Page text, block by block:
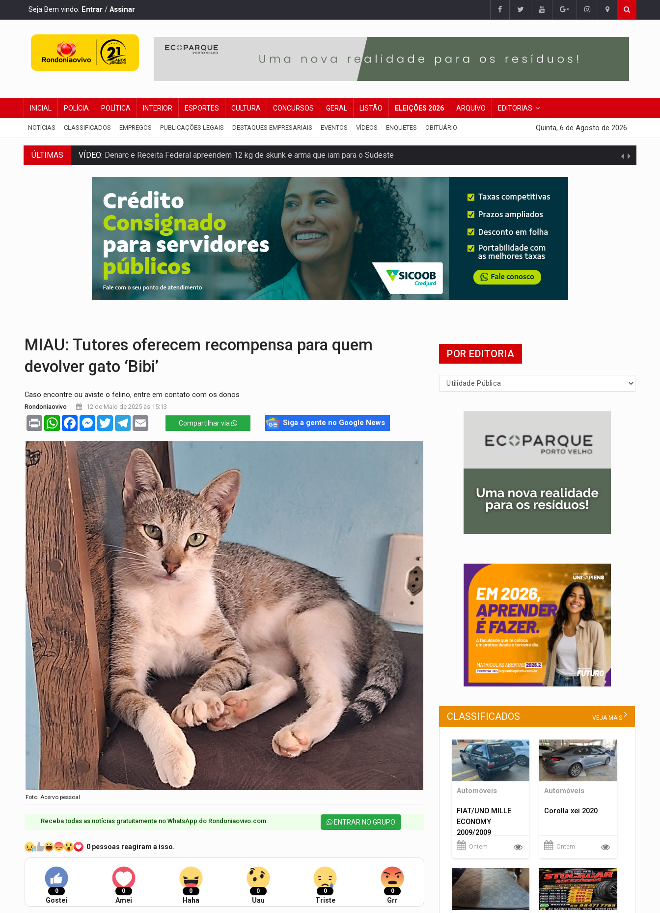
Seja Bem vindo. Entrar / Assinar
INICIAL POLÍCIA POLÍTICA INTERIOR ESPORTES CULTURA CONCURSOS GERAL LISTÃO ELEIÇÕES 2026 ARQUIVO EDITORIAS
NOTÍCIAS CLASSIFICADOS EMPREGOS PUBLICAÇÕES LEGAIS DESTAQUES EMPRESARIAIS EVENTOS VÍDEOS ENQUETES OBITUÁRIO Quinta, 6 de Agosto de 2026
ÚLTIMAS VÍDEO: Denarc e Receita Federal apreendem 12 kg de skunk e arma que iam para o Sudeste
ENTRADA GRATUITA:Espetáculo As Marias Somos Nós será apresentado na capital
Três são presos após furto de motocicleta em frente de academia
CELEBRAÇÃO: Cerejeiras completa 43 anos de emancipação com programação esportiva
Anvisa desmente boato sobre presença de plástico ou petróleo em ovos
Pitbulls fogem de residência e atacam casal de idosos na zona Leste
AÇÃO CONJUNTA: Forças policiais apreendem cerca de 1kg de ouro em Rondônia
MIAU: Tutores oferecem recompensa para quem
devolver gato ‘Bibi’
Caso encontre ou aviste o felino, entre em contato com os donos
Rondoniaovivo 12 de Maio de 2025 às 15:13
Print WhatsAppFacebookMessenger
TwitterTelegram Compartilhar via Siga a gente no Google News
Foto: Acervo pessoal
Receba todas as notícias gratuitamente no WhatsApp do Rondoniaovivo.com.​ ENTRAR NO GRUPO
0 pessoas reagiram a isso.
0
Gostei
0
Amei
0
Haha
0
Uau
0
Triste
0
Grr
POR EDITORIA
CLASSIFICADOS VEJA MAIS
Automóveis
FIAT/UNO MILLE
ECONOMY
2009/2009
Ontem
Automóveis
Corolla xei 2020
Ontem